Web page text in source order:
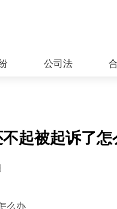
公司法
起被起诉了
么办